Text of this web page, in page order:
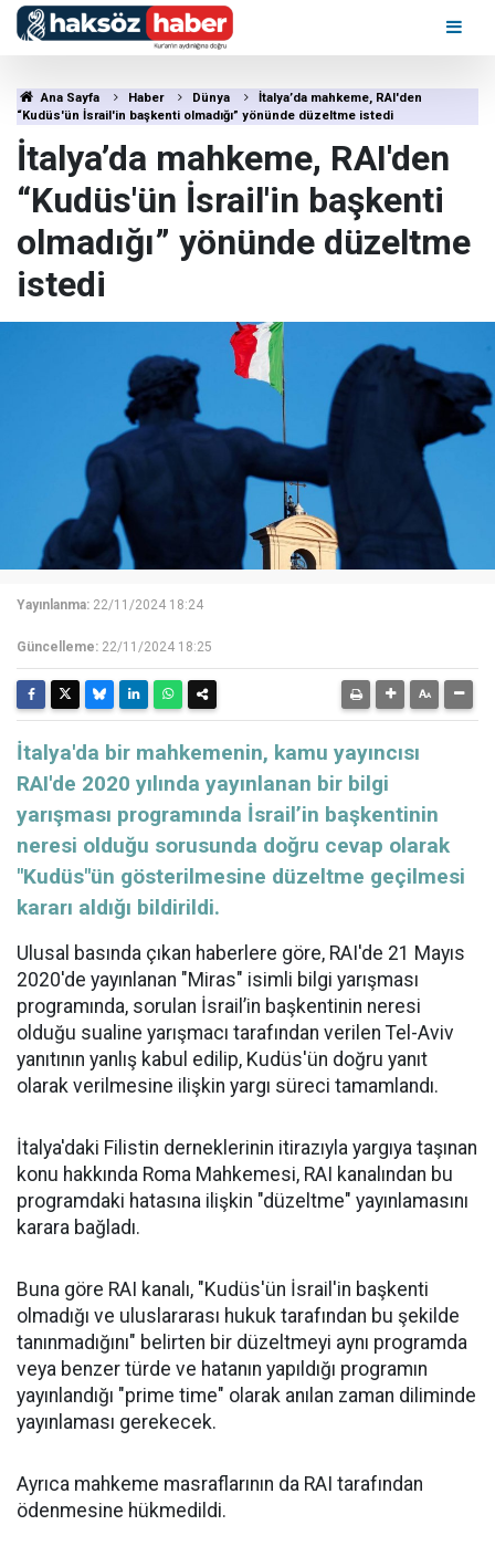
Ana Sayfa Haber Dünya
İtalya’da mahkeme, RAI'den
“Kudüs'ün İsrail'in başkenti olmadığı” yönünde düzeltme istedi
İtalya’da mahkeme, RAI'den
“Kudüs'ün İsrail'in başkenti
olmadığı” yönünde düzeltme
istedi
Yayınlanma: 22/11/2024 18:24
Güncelleme: 22/11/2024 18:25
İtalya'da bir mahkemenin, kamu yayıncısı
RAI'de 2020 yılında yayınlanan bir bilgi
yarışması programında İsrail’in başkentinin
neresi olduğu sorusunda doğru cevap olarak
"Kudüs"ün gösterilmesine düzeltme geçilmesi
kararı aldığı bildirildi.
Ulusal basında çıkan haberlere göre, RAI'de 21 Mayıs
2020'de yayınlanan "Miras" isimli bilgi yarışması
programında, sorulan İsrail’in başkentinin neresi
olduğu sualine yarışmacı tarafından verilen Tel-Aviv
yanıtının yanlış kabul edilip, Kudüs'ün doğru yanıt
olarak verilmesine ilişkin yargı süreci tamamlandı.
İtalya'daki Filistin derneklerinin itirazıyla yargıya taşınan
konu hakkında Roma Mahkemesi, RAI kanalından bu
programdaki hatasına ilişkin "düzeltme" yayınlamasını
karara bağladı.
Buna göre RAI kanalı, "Kudüs'ün İsrail'in başkenti
olmadığı ve uluslararası hukuk tarafından bu şekilde
tanınmadığını" belirten bir düzeltmeyi aynı programda
veya benzer türde ve hatanın yapıldığı programın
yayınlandığı "prime time" olarak anılan zaman diliminde
yayınlaması gerekecek.
Ayrıca mahkeme masraflarının da RAI tarafından
ödenmesine hükmedildi.